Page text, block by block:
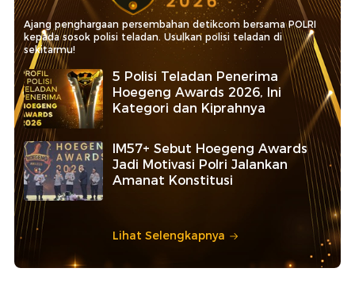
Ajang penghargaan persembahan detikcom bersama POLRI
kepada sosok polisi teladan. Usulkan polisi teladan di
sekitarmu!
5 Polisi Teladan Penerima
Hoegeng Awards 2026, Ini
Kategori dan Kiprahnya
IM57+ Sebut Hoegeng Awards
Jadi Motivasi Polri Jalankan
Amanat Konstitusi
Lihat Selengkapnya